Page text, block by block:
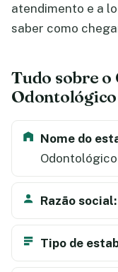
atendimento e a
saber como
Tudo sobre
Nome do
Razão social:
Tipo de